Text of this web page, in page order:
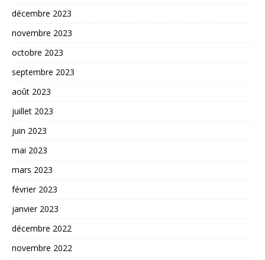
décembre 2023
novembre 2023
octobre 2023
septembre 2023
août 2023
juillet 2023
juin 2023
mai 2023
mars 2023
février 2023
janvier 2023
décembre 2022
novembre 2022